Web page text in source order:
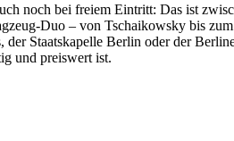
noch bei freiem Eintritt: Das ist
Duo – von Tschaikowsky bis
Staatskapelle Berlin oder der
und preiswert ist.